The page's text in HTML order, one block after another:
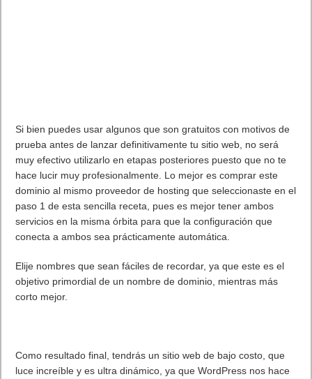
Si bien puedes usar algunos que son gratuitos con motivos de
prueba antes de lanzar definitivamente tu sitio web, no será
muy efectivo utilizarlo en etapas posteriores puesto que no te
hace lucir muy profesionalmente. Lo mejor es comprar este
dominio al mismo proveedor de hosting que seleccionaste en el
paso 1 de esta sencilla receta, pues es mejor tener ambos
servicios en la misma órbita para que la configuración que
conecta a ambos sea prácticamente automática.
Elije nombres que sean fáciles de recordar, ya que este es el
objetivo primordial de un nombre de dominio, mientras más
corto mejor.
Como resultado final, tendrás un sitio web de bajo costo, que
luce increíble y es ultra dinámico, ya que WordPress nos hace